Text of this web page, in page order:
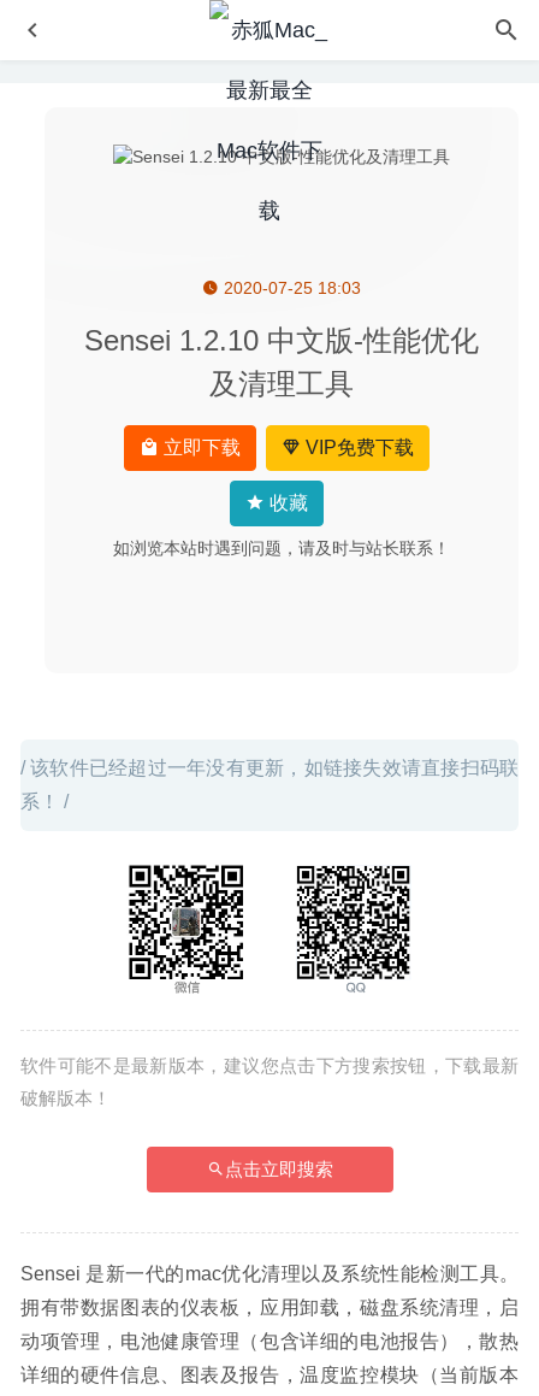
2020-07-25 18:03
Sensei 1.2.10 中文版-性能优化
及清理工具
立即下载 VIP免费下载
收藏
如浏览本站时遇到问题，请及时与站长联系！
/ 该软件已经超过一年没有更新，如链接失效请直接扫码联
系！ /
软件可能不是最新版本，建议您点击下方搜索按钮，下载最新
破解版本！
点击立即搜索
Sensei 是新一代的mac优化清理以及系统性能检测工具。
拥有带数据图表的仪表板，应用卸载，磁盘系统清理，启
动项管理，电池健康管理（包含详细的电池报告），散热
详细的硬件信息、图表及报告，温度监控模块（当前版本
Movavi Slideshow Maker 6.6.0 中文版-视频编辑与格式转
Touch Forms Pro 7.40.3 – 实用的网页表单生成工具 2020-
Aiseesoft DVD Creator 5.2.38 – DVD光盘刻录工具
JixiPix Photo Formation Pro 1.0.25 – 3D创意图像制作工具
Planner 5D 4.2.30 for Mac中文版-易于使用的2D/3D室内设